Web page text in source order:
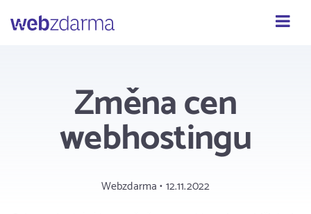
Změna cen
webhostingu
Webzdarma • 12.11.2022